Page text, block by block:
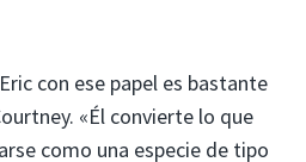
con ese papel es bastante
«Él convierte lo que
como una especie de tipo